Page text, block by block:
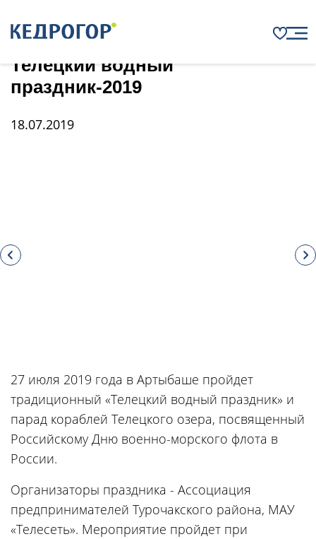
Главная Новости Телецкий водный праздник-2019
Телецкий водный
праздник-2019
18.07.2019
27 июля 2019 года в Артыбаше пройдет
традиционный «Телецкий водный праздник» и
парад кораблей Телецкого озера, посвященный
Российскому Дню военно-морского флота в
России.
Организаторы праздника - Ассоциация
предпринимателей Турочакского района, МАУ
«Телесеть». Мероприятие пройдет при